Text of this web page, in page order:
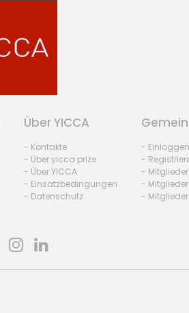
Über YICCA
- Kontakte
- Über yicca prize
- Über YICCA
- Einsatzbedingungen
- Datenschutz
- Einloggen
-
- Mitglieder
-
-